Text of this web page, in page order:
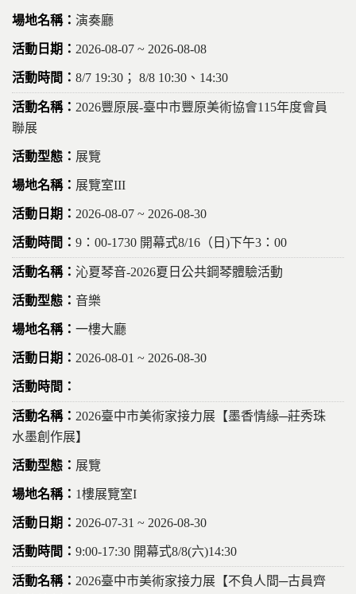
演奏廳
2026-08-07 ~ 2026-08-08
8/7 19:30； 8/8 10:30、14:30
2026豐原展-臺中市豐原美術協會115年度會員
聯展
展覽
展覽室III
2026-08-07 ~ 2026-08-30
9：00-1730 開幕式8/16（日)下午3：00
沁夏琴音-2026夏日公共鋼琴體驗活動
音樂
一樓大廳
2026-08-01 ~ 2026-08-30
2026臺中市美術家接力展【墨香情緣─莊秀珠
水墨創作展】
展覽
1樓展覽室I
2026-07-31 ~ 2026-08-30
9:00-17:30 開幕式8/8(六)14:30
2026臺中市美術家接力展【不負人間─古員齊